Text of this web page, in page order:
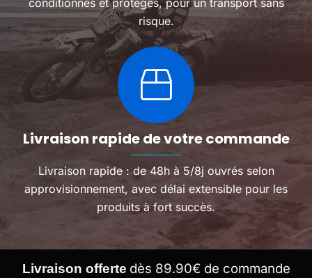
conditionnés et protégés, pour un transport sans
risque.
Livraison rapide de votre commande
Livraison rapide : de 48h à 5/8j ouvrés selon
approvisionnement, avec délai extensible pour les
produits à fort succès.
Livraison offerte dès 89.90€ de commande